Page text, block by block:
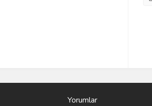
Yorumlar